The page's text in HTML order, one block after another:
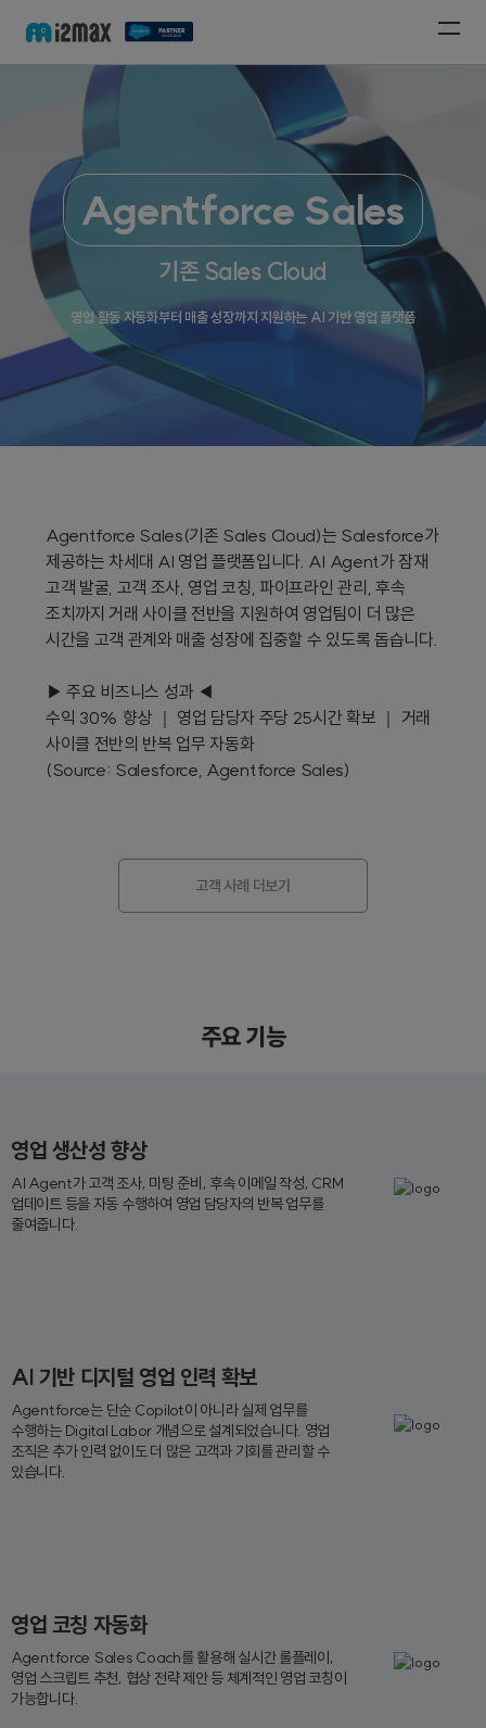
Agentforce Sales
기존 Sales Cloud
영업 활동 자동화부터 매출 성장까지 지원하는 AI 기반 영업 플랫폼
Agentforce Sales(기존 Sales Cloud)는 Salesforce가
제공하는 차세대 AI 영업 플랫폼입니다. AI Agent가 잠재
고객 발굴, 고객 조사, 영업 코칭, 파이프라인 관리, 후속
조치까지 거래 사이클 전반을 지원하여 영업팀이 더 많은
시간을 고객 관계와 매출 성장에 집중할 수 있도록 돕습니다.
▶ 주요 비즈니스 성과 ◀
수익 30% 향상 ｜ 영업 담당자 주당 25시간 확보 ｜ 거래
사이클 전반의 반복 업무 자동화
(Source: Salesforce, Agentforce Sales)
고객 사례 더보기
주요 기능
영업 생산성 향상
AI Agent가 고객 조사, 미팅 준비, 후속 이메일 작성, CRM
업데이트 등을 자동 수행하여 영업 담당자의 반복 업무를
줄여줍니다.
AI 기반 디지털 영업 인력 확보
Agentforce는 단순 Copilot이 아니라 실제 업무를
수행하는 Digital Labor 개념으로 설계되었습니다. 영업
조직은 추가 인력 없이도 더 많은 고객과 기회를 관리할 수
있습니다.
영업 코칭 자동화
Agentforce Sales Coach를 활용해 실시간 롤플레이,
영업 스크립트 추천, 협상 전략 제안 등 체계적인 영업 코칭이
가능합니다.